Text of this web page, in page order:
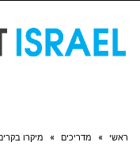
ראשי » מדריכים » מיקרו